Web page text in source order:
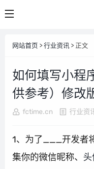
网站首页 > 行业资讯 > 正文
如何填写小程
供参考）修改
fctime.cn 行业资
1、为了___开发者
集你的微信昵称、